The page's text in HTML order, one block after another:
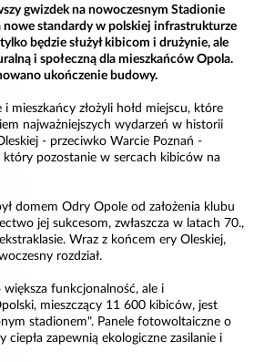
gwizdek na nowoczesnym Stadionie
nowe standardy w polskiej infrastrukturze
będzie służył kibicom i drużynie, ale
i społeczną dla mieszkańców Opola.
ukończenie budowy.
mieszkańcy złożyli hołd miejscu, które
najważniejszych wydarzeń w historii
- przeciwko Warcie Poznań -
który pozostanie w sercach kibiców na
domem Odry Opole od założenia klubu
jej sukcesom, zwłaszcza w latach 70.,
Wraz z końcem ery Oleskiej,
rozdział.
funkcjonalność, ale i
mieszczący 11 600 kibiców, jest
stadionem". Panele fotowoltaiczne o
zapewnią ekologiczne zasilanie i